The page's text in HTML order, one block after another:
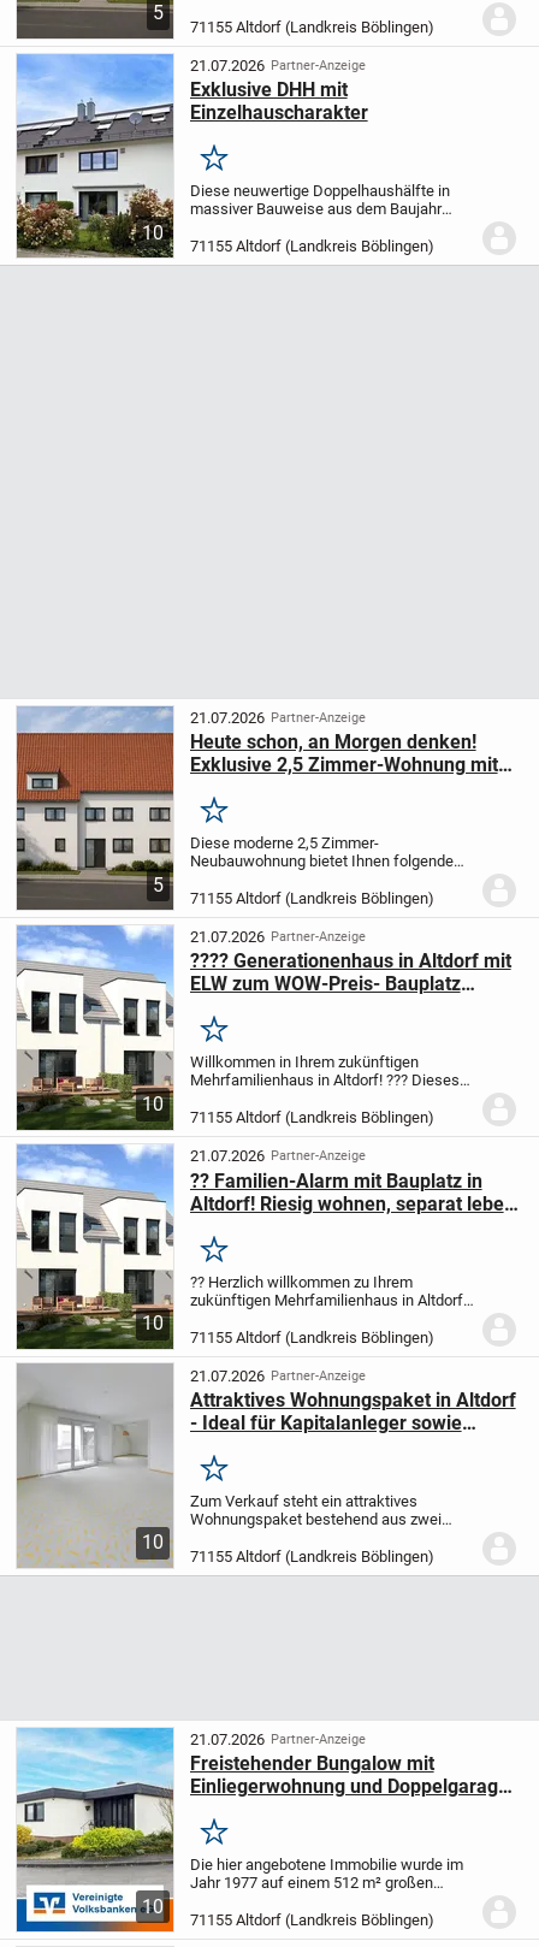
5
Essschlafbereich mit exklusivem
CharmeIndividuelle Auswahlmöglichkeit
für die gehobene Ausstattung
71155 Altdorf (Landkreis Böblingen)
10
21.07.2026 Partner-Anzeige
Exklusive DHH mit
Einzelhauscharakter
Merken
Diese neuwertige Doppelhaushälfte in
massiver Bauweise aus dem Baujahr
außergewöhnlich großzügiges
Raumangebot für anspruchsvolles
71155 Altdorf (Landkreis Böblingen)
5
21.07.2026 Partner-Anzeige
Heute schon, an Morgen denken!
Exklusive 2,5 Zimmer-Wohnung mit
Merken
Diese moderne 2,5 Zimmer-
Neubauwohnung bietet Ihnen folgende
Essbereich mit exklusivem
CharmeAbendstunden im Freien genießen
Sie auf dem Süd-BalkonStilvolles...
71155 Altdorf (Landkreis Böblingen)
10
21.07.2026 Partner-Anzeige
???? Generationenhaus in Altdorf mit
ELW zum WOW-Preis- Bauplatz
Merken
Willkommen in Ihrem zukünftigen
Mehrfamilienhaus in Altdorf! ??? Dieses
Design mit einer riesigen Portion
Individualität - gestalten Sie Ihr Zuhause
ganz nach...
71155 Altdorf (Landkreis Böblingen)
10
21.07.2026 Partner-Anzeige
?? Familien-Alarm mit Bauplatz in
Altdorf! Riesig wohnen, separat leben
Merken
?? Herzlich willkommen zu Ihrem
zukünftigen Mehrfamilienhaus in Altdorf!
Ein projektiertes Haus, das modernes
Design und maximalen Spielraum für Ihre
Wünsche...
71155 Altdorf (Landkreis Böblingen)
10
21.07.2026 Partner-Anzeige
Attraktives Wohnungspaket in Altdorf
- Ideal für Kapitalanleger sowie
Merken
Zum Verkauf steht ein attraktives
Wohnungspaket bestehend aus zwei
Familienhauses in ruhiger Wohnlage von
Altdorf. Beide Wohnungen werden
71155 Altdorf (Landkreis Böblingen)
10
21.07.2026 Partner-Anzeige
Freistehender Bungalow mit
Einliegerwohnung und Doppelgarage
Merken
Die hier angebotene Immobilie wurde im
Jahr 1977 auf einem 512 m² großen
Sackgasse errichtet. Es handelt sich um
ein voll unterkellertes Fertighaus der
71155 Altdorf (Landkreis Böblingen)